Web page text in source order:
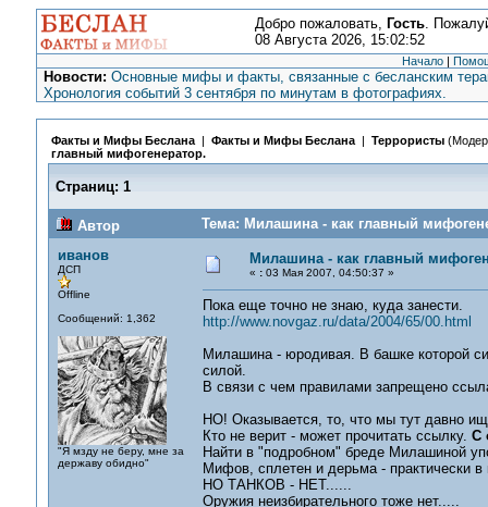
Добро пожаловать, Гость.
08 Августа 2026, 15:02:52
Начало |
Новости: Основные мифы и факты, связанные с бесланским
Хронология событий 3 сентября по минутам в фотографиях.
Факты и Мифы Беслана| Факты и Мифы Беслана| Террористы
главный мифогенератор.
Страниц: 1
Автор
Тема: Милашина - как главный
иванов
ДСП
Offline
Сообщений: 1,362
"Я мзду не беру, мне за
державу обидно"
Милашина - как главный
« :03 Мая 2007, 04:50:37 »
Пока еще точно не знаю, куда занести.
http://www.novgaz.ru/data/2004/65/00.html
Милашина - юродивая. В башке которой
силой.
В связи с чем правилами запрещено
НО! Оказывается, то, что мы тут давно
Кто не верит - может прочитать ссылку. С
Найти в "подробном" бреде Милашиной
Мифов, сплетен и дерьма - практически
НО ТАНКОВ - НЕТ......
Оружия неизбирательного тоже нет.....